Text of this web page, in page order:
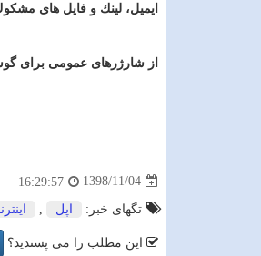
ایمیل، لینك و فایل های مشكوك
از شارژرهای عمومی برای
1398/11/04
16:29:57
تگهای خبر: اپل
این مطلب را می پسندید؟